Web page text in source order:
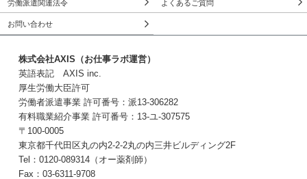
労働派遣関連法令 よくあるご質問
お問い合わせ
株式会社AXIS（お仕事ラボ運営）
英語表記 AXIS inc.
厚生労働大臣許可
労働者派遣事業 許可番号：派13-306282
有料職業紹介事業 許可番号：13-ユ-307575
〒100-0005
東京都千代田区丸の内2-2-2丸の内三井ビルディング2F
Tel：0120-089314（オー薬剤師）
Fax：03-6311-9708